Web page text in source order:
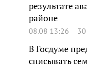
результате
районе
08.08 13:26
В Госдуме
списывать